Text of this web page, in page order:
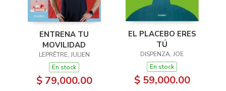
ENTRENA TU
MOVILIDAD
LEPRÊTRE, JULIEN
En stock
$ 79,000.00
EL PLACEBO ERES
TÚ
DISPENZA, JOE
En stock
$ 59,000.00